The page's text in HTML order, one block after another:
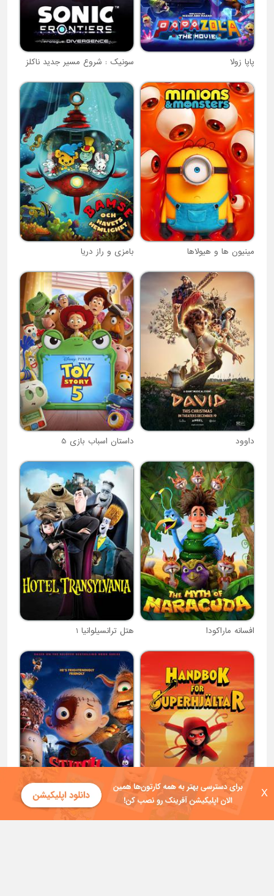
X
پاپا زولا سونیک : شروع مسیر جدید ناکلز
مینیون ها و هیولاها بامزی و راز دریا
داوود داستان اسباب بازی 5
افسانه ماراکودا هتل ترانسیلوانیا 1
کتابچه راهنما برای سوپر هالتر کله کوکی